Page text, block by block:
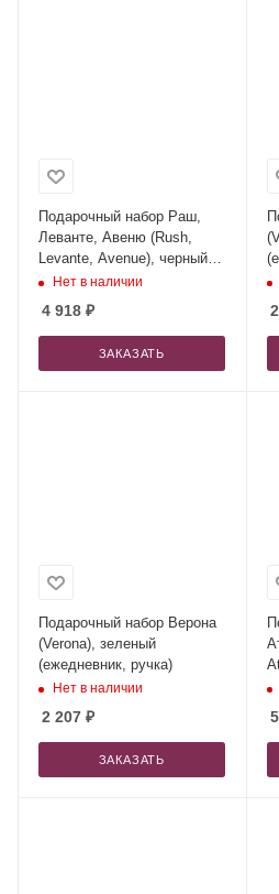
Подарочный набор Раш,
Леванте, Авеню (Rush,
Levante, Avenue), черный
(сумка, зонт, термокружка)
Нет в наличии
4 918 ₽
ЗАКАЗАТЬ
Подарочный набор Верона
(Verona), зеленый
(ежедневник, ручка)
Нет в наличии
2 207 ₽
ЗАКАЗАТЬ